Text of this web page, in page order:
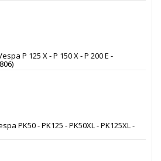
P 125 X - P 150 X - P 200 E -
PK50 - PK125 - PK50XL - PK125XL -